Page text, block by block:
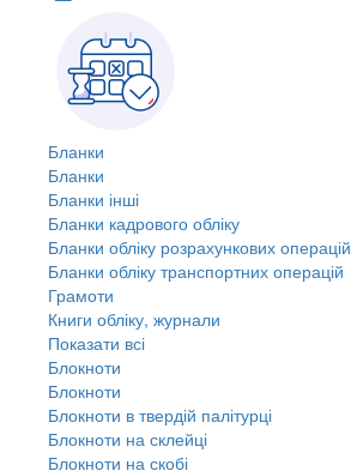
Бланки
Бланки
Бланки інші
Бланки кадрового обліку
Бланки обліку розрахункових операцій
Бланки обліку транспортних операцій
Грамоти
Книги обліку, журнали
Показати всі
Блокноти
Блокноти
Блокноти в твердій палітурці
Блокноти на склейці
Блокноти на скобі